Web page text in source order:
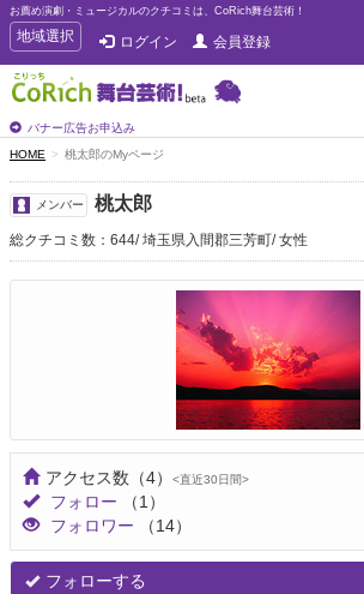
お薦め演劇・ミュージカルのクチコミは、CoRich舞台芸術！
T
o
g
g
e
n
a
v
i
g
a
t
地域選択 ログイン 会員登録
バナー広告お申込み
HOME 桃太郎のMyページ
メンバー 桃太郎
総クチコミ数：644 埼玉県入間郡三芳町 女性
アクセス数 （4） <直近30日間>
フォロー
（1）
フォロワー
（14）
フォローする